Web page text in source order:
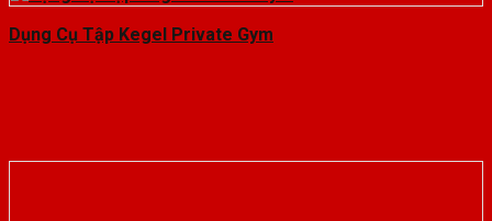
Dụng Cụ Tập Kegel Private Gym